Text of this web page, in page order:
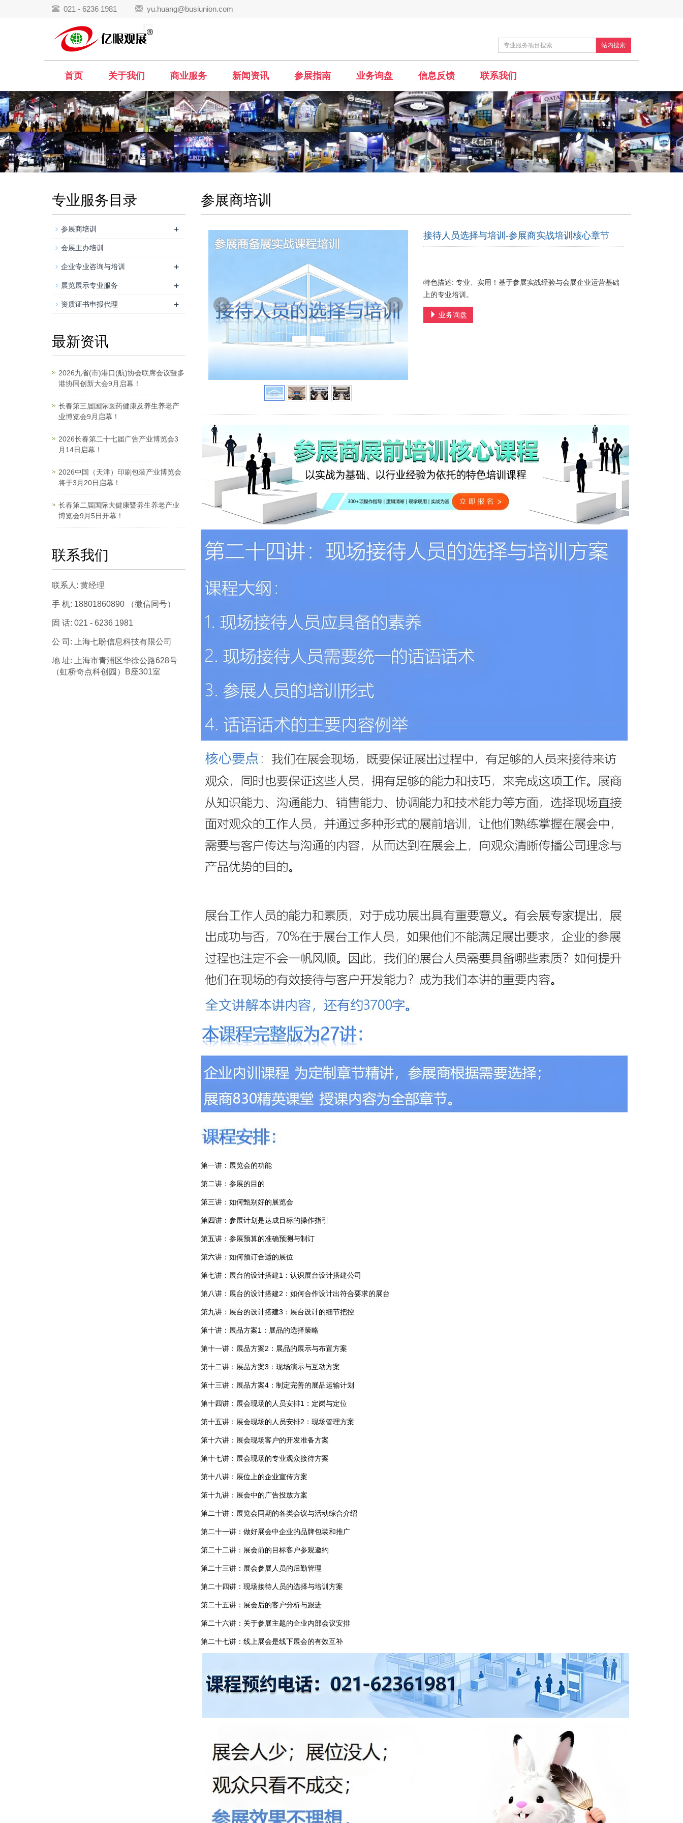
021 - 6236 1981 yu.huang@busiunion.com
站内搜索
首页 关于我们 商业服务 新闻资讯 参展指南 业务询盘 信息反馈 联系我们
参展商培训
接待人员选择与培训-参展商实战培训核心章节
特色描述: 专业、实用！基于参展实战经验与会展企业运营基础
上的专业培训。
业务询盘
第一讲：展览会的功能
第二讲：参展的目的
第三讲：如何甄别好的展览会
第四讲：参展计划是达成目标的操作指引
第五讲：参展预算的准确预测与制订
第六讲：如何预订合适的展位
第七讲：展台的设计搭建1：认识展台设计搭建公司
第八讲：展台的设计搭建2：如何合作设计出符合要求的展台
第九讲：展台的设计搭建3：展台设计的细节把控
第十讲：展品方案1：展品的选择策略
第十一讲：展品方案2：展品的展示与布置方案
第十二讲：展品方案3：现场演示与互动方案
第十三讲：展品方案4：制定完善的展品运输计划
第十四讲：展会现场的人员安排1：定岗与定位
第十五讲：展会现场的人员安排2：现场管理方案
第十六讲：展会现场客户的开发准备方案
第十七讲：展会现场的专业观众接待方案
第十八讲：展位上的企业宣传方案
第十九讲：展会中的广告投放方案
第二十讲：展览会同期的各类会议与活动综合介绍
第二十一讲：做好展会中企业的品牌包装和推广
第二十二讲：展会前的目标客户参观邀约
第二十三讲：展会参展人员的后勤管理
第二十四讲：现场接待人员的选择与培训方案
第二十五讲：展会后的客户分析与跟进
第二十六讲：关于参展主题的企业内部会议安排
第二十七讲：线上展会是线下展会的有效互补
专业服务目录
参展商培训 +
会展主办培训
企业专业咨询与培训 +
展览展示专业服务 +
资质证书申报代理 +
最新资讯
2026九省(市)港口(航)协会联席会议暨多
港协同创新大会9月启幕！
长春第三届国际医药健康及养生养老产
业博览会9月启幕！
2026长春第二十七届广告产业博览会3
月14日启幕！
2026中国（天津）印刷包装产业博览会
将于3月20日启幕！
长春第二届国际大健康暨养生养老产业
博览会9月5日开幕！
联系我们
联系人: 黄经理
手 机: 18801860890 （微信同号）
固 话: 021 - 6236 1981
公 司: 上海七盼信息科技有限公司
地 址: 上海市青浦区华徐公路628号
（虹桥奇点科创园）B座301室